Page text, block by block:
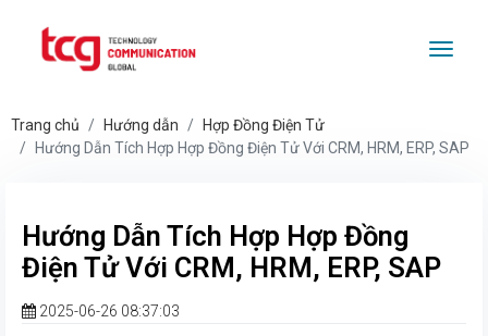
Trang chủ Hướng dẫn
Hợp Đồng Điện Tử
Hướng Dẫn Tích Hợp Hợp Đồng Điện Tử Với CRM, HRM, ERP, SAP
Hướng Dẫn Tích Hợp Hợp Đồng
Điện Tử Với CRM, HRM, ERP, SAP
2025-06-26 08:37:03